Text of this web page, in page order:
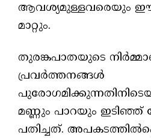
ആവശ്യമുള്ളവരെയും ഈ
മാറ്റും.
തുരങ്കപാതയുടെ
പ്രവർത്തനങ്ങൾ
മണ്ണും പാറയും ഇടിഞ്ഞ്
പതിച്ചത്.